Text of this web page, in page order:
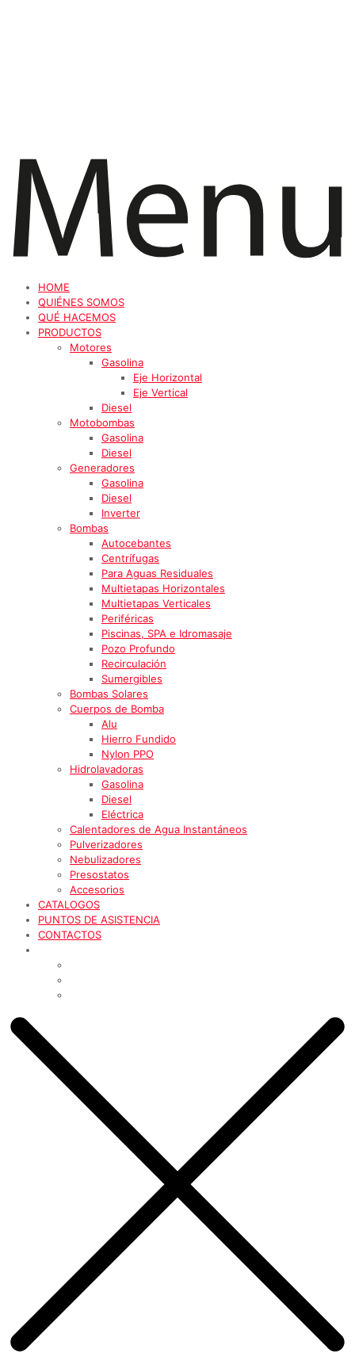
HOME
QUIÉNES SOMOS
QUÉ HACEMOS
PRODUCTOS
Motores
Gasolina
Eje Horizontal
Eje Vertical
Diesel
Motobombas
Gasolina
Diesel
Generadores
Gasolina
Diesel
Inverter
Bombas
Autocebantes
Centrífugas
Para Aguas Residuales
Multietapas Horizontales
Multietapas Verticales
Periféricas
Piscinas, SPA e Idromasaje
Pozo Profundo
Recirculación
Sumergibles
Bombas Solares
Cuerpos de Bomba
Alu
Hierro Fundido
Nylon PPO
Hidrolavadoras
Gasolina
Diesel
Eléctrica
Calentadores de Agua Instantáneos
Pulverizadores
Nebulizadores
Presostatos
Accesorios
CATALOGOS
PUNTOS DE ASISTENCIA
CONTACTOS